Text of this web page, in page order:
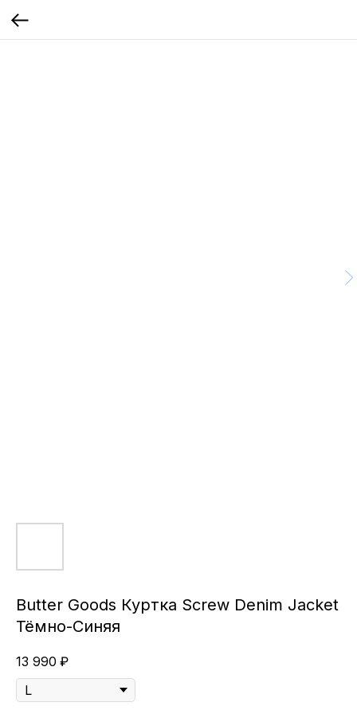
Butter Goods Куртка Screw Denim Jacket
Тёмно-Синяя
13 990 ₽